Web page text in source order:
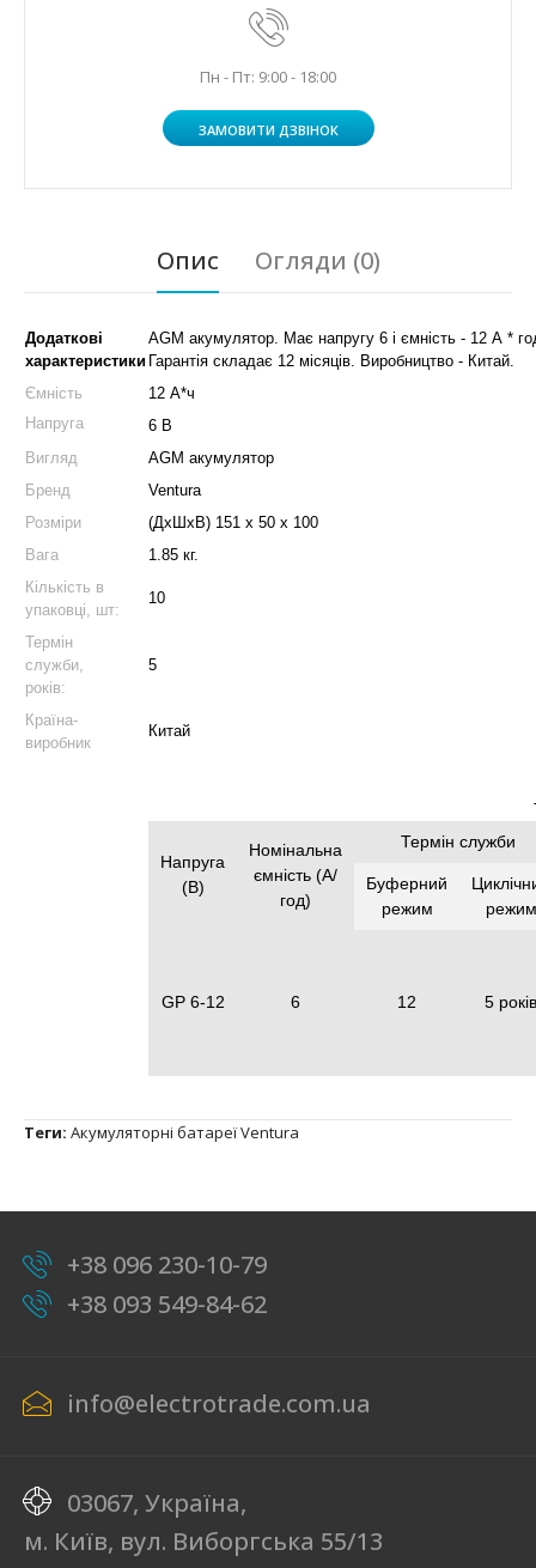
Пн - Пт: 9:00 - 18:00
ЗАМОВИТИ ДЗВІНОК
Опис Огляди (0)
Додаткові
характеристики
AGM акумулятор. Має напругу 6 і ємність - 12 А *
Гарантія складає 12 місяців. Виробництво - Китай.
Ємність
12 А*ч
Напруга
6 В
Вигляд
AGM акумулятор
Бренд
Ventura
Розміри
(ДхШхВ) 151 x 50 x 100
Вага
1.85 кг.
Кількість в
упаковці, шт:
10
Термін
служби,
років:
5
Країна-
виробник
Китай
Напруга
(В)
Номінальна
ємність (А/
год)
Термін служби
Буферний
режим
режим
GP 6-12 6 12 5 років
Теги: Акумуляторні батареї Ventura
+38 096 230-10-79
+38 093 549-84-62
info@electrotrade.com.ua
03067, Україна,
м. Київ, вул. Виборгська 55/13